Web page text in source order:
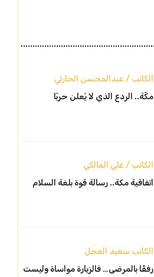
الكاتب / عبدالمحسن الحارثي
مكّة.. الردع الذي لا يُعلن حربًا
الكاتب / علي المالكي
اتفاقية مكة.. رسالة قوة بلغة السلام
الكاتب سعيد العجل
رفقًا بالمرضى… فالزيارة مواساة وليست